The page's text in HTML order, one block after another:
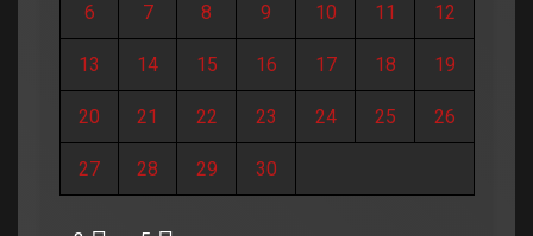
6 7 8 9 10 11 12
13 14 15 16 17 18 19
20 21 22 23 24 25 26
27 28 29 30